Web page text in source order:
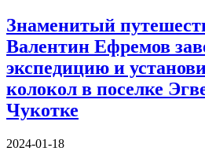
Знаменитый
Валентин Ефремов
экспедицию и
колокол в поселке
Чукотке
2024-01-18